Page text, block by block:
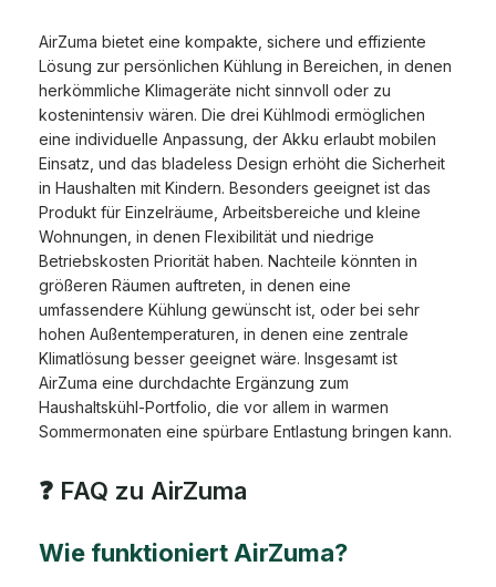
AirZuma bietet eine kompakte, sichere und effiziente
Lösung zur persönlichen Kühlung in Bereichen, in denen
herkömmliche Klimageräte nicht sinnvoll oder zu
kostenintensiv wären. Die drei Kühlmodi ermöglichen
eine individuelle Anpassung, der Akku erlaubt mobilen
Einsatz, und das bladeless Design erhöht die Sicherheit
in Haushalten mit Kindern. Besonders geeignet ist das
Produkt für Einzelräume, Arbeitsbereiche und kleine
Wohnungen, in denen Flexibilität und niedrige
Betriebskosten Priorität haben. Nachteile könnten in
größeren Räumen auftreten, in denen eine
umfassendere Kühlung gewünscht ist, oder bei sehr
hohen Außentemperaturen, in denen eine zentrale
Klimatlösung besser geeignet wäre. Insgesamt ist
AirZuma eine durchdachte Ergänzung zum
Haushaltskühl-Portfolio, die vor allem in warmen
Sommermonaten eine spürbare Entlastung bringen kann.
❓ FAQ zu AirZuma
Wie funktioniert AirZuma?